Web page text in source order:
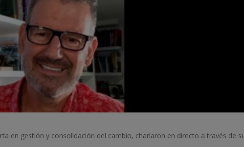
en gestión y consolidación del cambio, charlaron en directo a través de